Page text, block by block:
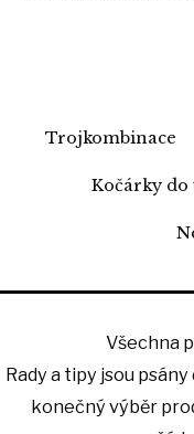
Trojkombinace
Kočárky do
Všechna
Rady a tipy jsou
konečný výběr